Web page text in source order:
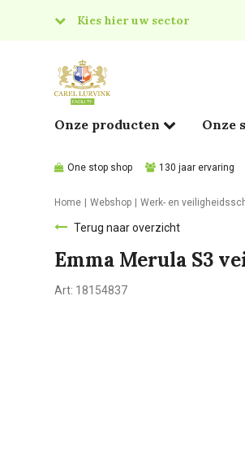
Kies hier uw sector
Food
Onze producten Onze
One stop shop 130 jaar ervaring
Home Webshop Werk- en
Terug naar overzicht
Emma Merula S3
Art: 18154837